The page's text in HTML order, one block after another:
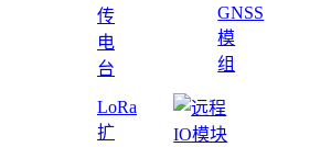
传
电
台
LoRa
扩
GNSS
模
组